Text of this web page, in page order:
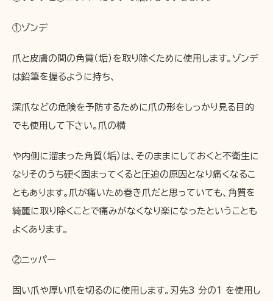
①ゾンデ
爪と皮膚の間の角質（垢）を取り除くために使用します。ゾンデ
は鉛筆を握るように持ち、
深爪などの危険を予防するために爪の形をしっかり見る目的
でも使用して下さい。爪の横
や内側に溜まった角質（垢）は、そのままにしておくと不衛生に
なりそのうち硬く固まってくると圧迫の原因となり痛くなるこ
ともあります。爪が痛いため巻き爪だと思っていても、角質を
綺麗に取り除くことで痛みがなくなり楽になったということも
よくあります。
②ニッパー
固い爪や厚い爪を切るのに使用します。刃先3 分の1 を使用し